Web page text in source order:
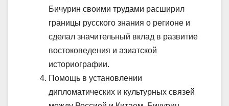
Бичурин своими трудами расширил
границы русского знания о регионе и
сделал значительный вклад в развитие
востоковедения и азиатской
историографии.
Помощь в установлении
дипломатических и культурных связей